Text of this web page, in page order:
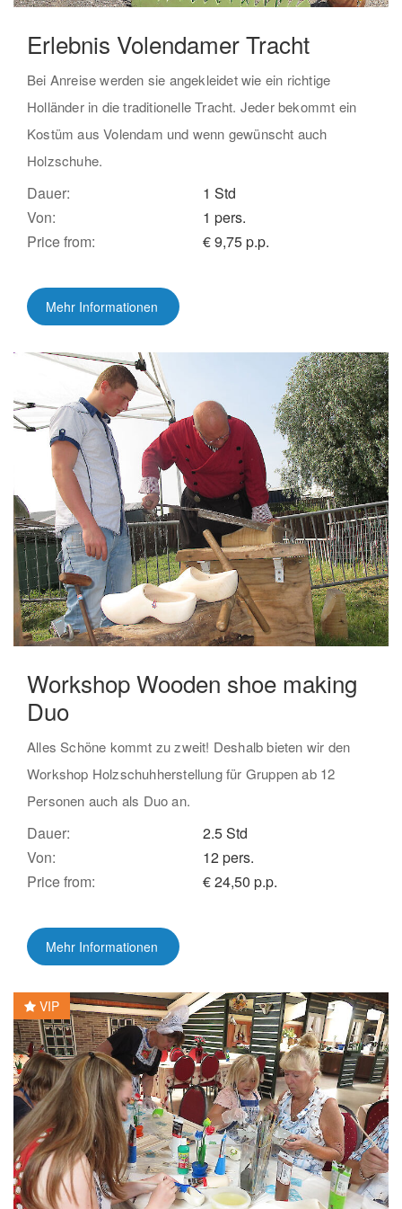
Erlebnis Volendamer Tracht
Bei Anreise werden sie angekleidet wie ein richtige
Holländer in die traditionelle Tracht. Jeder bekommt ein
Kostüm aus Volendam und wenn gewünscht auch
Holzschuhe.
Dauer:
1 Std
Von:
1 pers.
Price from:
€ 9,75 p.p.
Mehr Informationen
Workshop Wooden shoe making
Duo
Alles Schöne kommt zu zweit! Deshalb bieten wir den
Workshop Holzschuhherstellung für Gruppen ab 12
Personen auch als Duo an.
Dauer:
2.5 Std
Von:
12 pers.
Price from:
€ 24,50 p.p.
Mehr Informationen
VIP